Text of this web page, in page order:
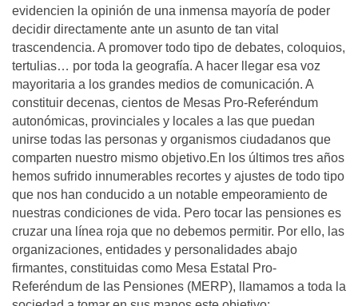
evidencien la opinión de una inmensa mayoría de poder
decidir directamente ante un asunto de tan vital
trascendencia. A promover todo tipo de debates, coloquios,
tertulias… por toda la geografía. A hacer llegar esa voz
mayoritaria a los grandes medios de comunicación. A
constituir decenas, cientos de Mesas Pro-Referéndum
autonómicas, provinciales y locales a las que puedan
unirse todas las personas y organismos ciudadanos que
comparten nuestro mismo objetivo.En los últimos tres años
hemos sufrido innumerables recortes y ajustes de todo tipo
que nos han conducido a un notable empeoramiento de
nuestras condiciones de vida. Pero tocar las pensiones es
cruzar una línea roja que no debemos permitir. Por ello, las
organizaciones, entidades y personalidades abajo
firmantes, constituidas como Mesa Estatal Pro-
Referéndum de las Pensiones (MERP), llamamos a toda la